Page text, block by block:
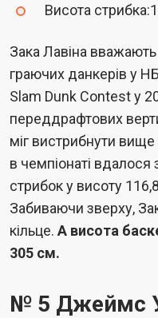
Висота
Зака Лавіна
граючих данкерів у
Slam Dunk Contest у
переддрафтових
міг вистрибнути
в чемпіонаті
стрибок у висоту
Забиваючи зверху,
кільце. А висота
305 см.
№ 5 Джеймс